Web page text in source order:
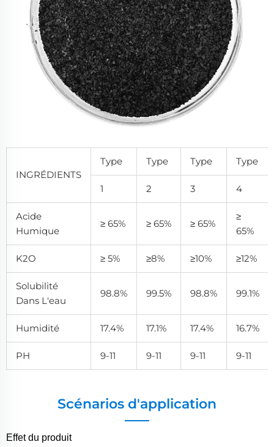
INGRÉDIENTS
Type Type Type Type
1 2 3 4
Acide
Humique
≥ 65% ≥ 65% ≥ 65%
≥
65%
K2O ≥ 5% ≥8% ≥10% ≥12%
Solubilité
Dans L'eau
98.8% 99.5% 98.8% 99.1%
Humidité 17.4% 17.1% 17.4% 16.7%
PH 9-11 9-11 9-11 9-11
Scénarios d'application
Effet du produit